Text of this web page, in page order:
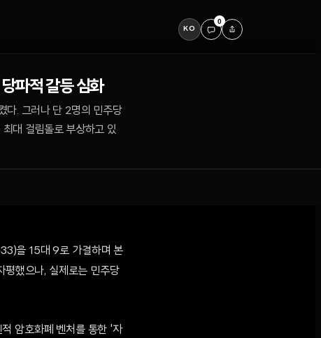
KO
0
파적 갈등 심화
. 그러나 단 2명의 민주당
대 걸림돌로 부상하고 있
을 15대 9로 가결하며 본
평했으나, 실제로는 민주당
암호화폐 벤처를 통한 '자